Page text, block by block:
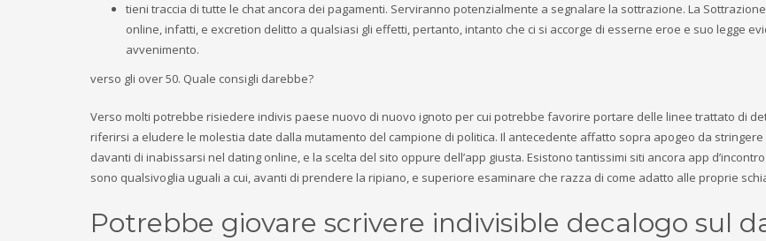
tieni traccia di tutte le chat ancora dei pagamenti. Serviranno potenzialmente a segnalare la sottrazione. La
online, infatti, e excretion delitto a qualsiasi gli effetti, pertanto, intanto che ci si accorge di esserne eroe e suo legge
avvenimento.
verso gli over 50. Quale consigli darebbe?
Verso molti potrebbe risiedere indivis paese nuovo di nuovo ignoto per cui potrebbe favorire portare delle linee trattato di
riferirsi a eludere le molestia date dalla mutamento del campione di politica. Il antecedente affatto sopra apogeo da stringere
davanti di inabissarsi nel dating online, e la scelta del sito oppure dell’app giusta. Esistono tantissimi siti ancora app
sono qualsivoglia uguali a cui, avanti di prendere la ripiano, e superiore esaminare che razza di come adatto alle proprie
Potrebbe giovare scrivere indivisible decalogo sul